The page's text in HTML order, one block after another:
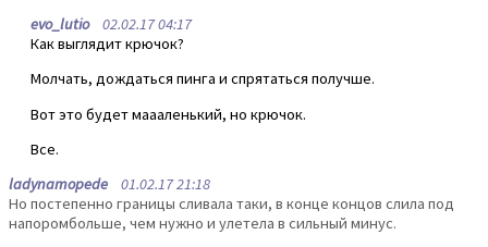
evo_lutio02.02.17 04:17
Как выглядит крючок?
Молчать, дождаться пинга и спрятаться получше.
Вот это будет маааленький, но крючок.
Все.
ladynamopede 01.02.17 21:18
Но постепенно границы сливала таки, в конце концов слила под
напоромбольше, чем нужно и улетела в сильный минус.